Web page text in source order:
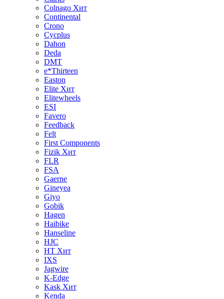
Colnago Хит
Continental
Crono
Cycplus
Dahon
Deda
DMT
e*Thirteen
Easton
Elite Хит
Elitewheels
ESI
Favero
Feedback
Felt
First Components
Fizik Хит
FLR
FSA
Gaerne
Gineyea
Giyo
Gobik
Hagen
Haibike
Hanseline
HJC
HT Хит
IXS
Jagwire
K-Edge
Kask Хит
Kenda